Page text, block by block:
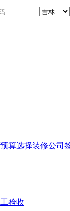
算选择装修公司
验收